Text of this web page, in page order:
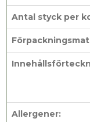
Antal styck per
Allergener: